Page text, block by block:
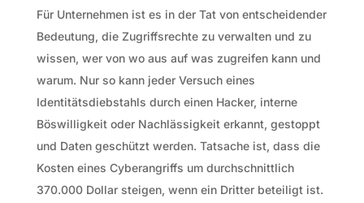
Für Unternehmen ist es in der Tat von entscheidender
Bedeutung, die Zugriffsrechte zu verwalten und zu
wissen, wer von wo aus auf was zugreifen kann und
warum. Nur so kann jeder Versuch eines
Identitätsdiebstahls durch einen Hacker, interne
Böswilligkeit oder Nachlässigkeit erkannt, gestoppt
und Daten geschützt werden. Tatsache ist, dass die
Kosten eines Cyberangriffs um durchschnittlich
370.000 Dollar steigen, wenn ein Dritter beteiligt ist.